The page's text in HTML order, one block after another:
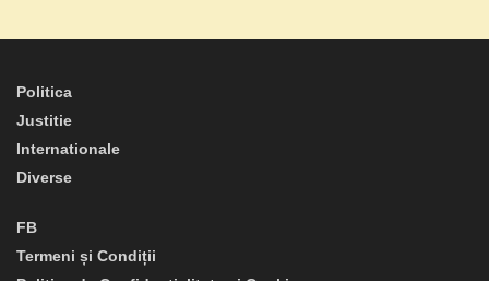
Politica
Justitie
Internationale
Diverse
FB
Termeni și Condiții